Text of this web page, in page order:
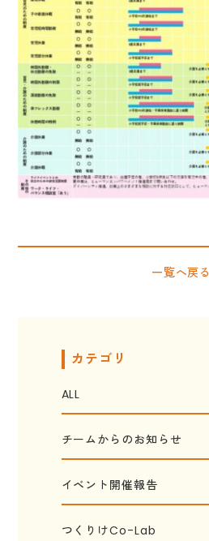
一覧へ戻る
カテゴリ
ALL
チームからのお知らせ
イベント開催報告
つくりけCo-Lab